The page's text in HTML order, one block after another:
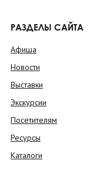
РАЗДЕЛЫ САЙТА
Афиша
Новости
Выставки
Экскурсии
Посетителям
Ресурсы
Каталоги